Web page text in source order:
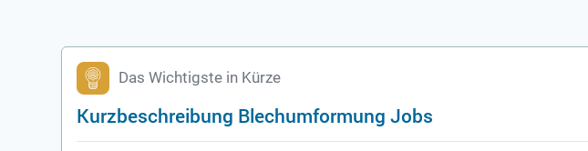
Das Wichtigste in Kürze
Kurzbeschreibung Blechumformung Jobs